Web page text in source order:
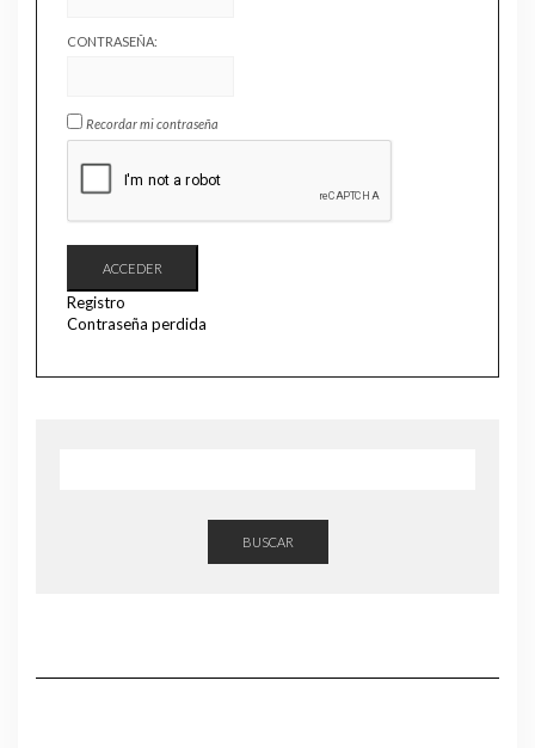
CONTRASEÑA:
Recordar mi contraseña
ACCEDER
Registro
Contraseña perdida
BUSCAR